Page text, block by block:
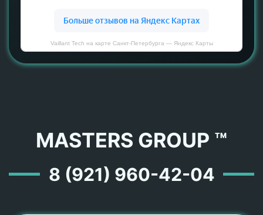
Vaillant Tech на карте Санкт‑Петербурга — Яндекс Карты
MASTERS GROUP ™
8 (921) 960-42-04